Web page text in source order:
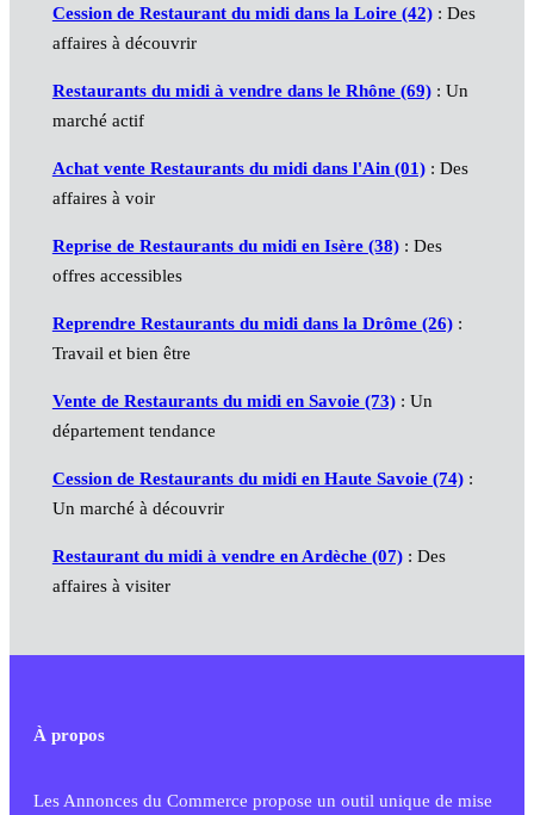
Cession de Restaurant du midi dans la Loire (42): Des
affaires à découvrir
Restaurants du midi à vendre dans le Rhône (69): Un
marché actif
Achat vente Restaurants du midi dans l'Ain (01): Des
affaires à voir
Reprise de Restaurants du midi en Isère (38): Des
offres accessibles
Reprendre Restaurants du midi dans la Drôme (26):
Travail et bien être
Vente de Restaurants du midi en Savoie (73): Un
département tendance
Cession de Restaurants du midi en Haute Savoie (74):
Un marché à découvrir
Restaurant du midi à vendre en Ardèche (07): Des
affaires à visiter
À propos
Les Annonces du Commerce propose un outil unique de mise